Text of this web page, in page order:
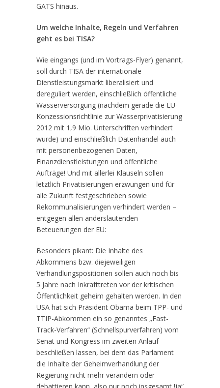
GATS hinaus.
Um welche Inhalte, Regeln und Verfahren
geht es bei TISA?
Wie eingangs (und im Vortrags-Flyer) genannt,
soll durch TISA der internationale
Dienstleistungsmarkt liberalisiert und
dereguliert werden, einschließlich öffentliche
Wasserversorgung (nachdem gerade die EU-
Konzessionsrichtlinie zur Wasserprivatisierung
2012 mit 1,9 Mio. Unterschriften verhindert
wurde) und einschließlich Datenhandel auch
mit personenbezogenen Daten,
Finanzdienstleistungen und öffentliche
Aufträge! Und mit allerlei Klauseln sollen
letztlich Privatisierungen erzwungen und für
alle Zukunft festgeschrieben sowie
Rekommunalisierungen verhindert werden –
entgegen allen anderslautenden
Beteuerungen der EU:
Besonders pikant: Die Inhalte des
Abkommens bzw. diejeweiligen
Verhandlungspositionen sollen auch noch bis
5 Jahre nach Inkrafttreten vor der kritischen
Öffentlichkeit geheim gehalten werden. In den
USA hat sich Präsident Obama beim TPP- und
TTIP-Abkommen ein so genanntes „Fast-
Track-Verfahren“ (Schnellspurverfahren) vom
Senat und Kongress im zweiten Anlauf
beschließen lassen, bei dem das Parlament
die Inhalte der Geheimverhandlung der
Regierung nicht mehr verändern oder